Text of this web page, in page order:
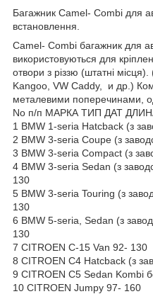
Багажник Camel- Combi для
встановлення.
Camel- Combi багажник для
використовуються для
отвори з різзю (штатні
Kangoo, VW Caddy, и др.)
металевими поперечинами,
No п/п МАРКА ТИП ДАТ
1 BMW 1-seria Hatcback (з
2 BMW 3-seria Coupe (з
3 BMW 3-seria Compact (з
4 BMW 3-seria Sedan (з
130
5 BMW 3-seria Touring (з
130
6 BMW 5-seria, Sedan (з
130
7 СITROEN C-15 Van 92- 130
8 CITROEN C4 Hatcback (з
9 CITROEN C5 Sedan Kombi
10 СITROEN Jumpy 97- 160